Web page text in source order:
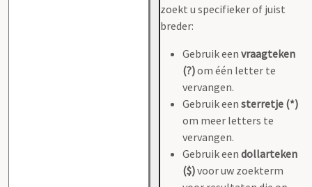
zoekt u specifieker of juist
breder:
Gebruik een vraagteken
(?)om één letter te
vervangen.
Gebruik een sterretje (*)
om meer letters te
vervangen.
Gebruik een dollarteken
($)voor uw zoekterm